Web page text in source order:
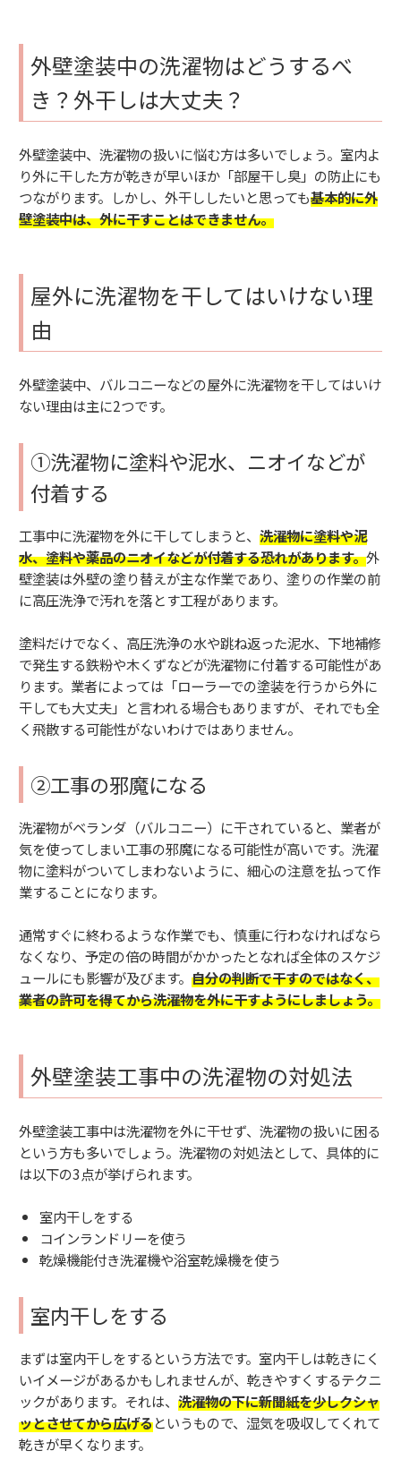
外壁塗装中の洗濯物はどうするべ
き？外干しは大丈夫？
外壁塗装中、洗濯物の扱いに悩む方は多いでしょう。室内よ
り外に干した方が乾きが早いほか「部屋干し臭」の防止にも
つながります。しかし、外干ししたいと思っても基本的に外
壁塗装中は、外に干すことはできません。
屋外に洗濯物を干してはいけない理
由
外壁塗装中、バルコニーなどの屋外に洗濯物を干してはいけ
ない理由は主に2つです。
①洗濯物に塗料や泥水、ニオイなどが
付着する
工事中に洗濯物を外に干してしまうと、 洗濯物に塗料や泥
水、塗料や薬品のニオイなどが付着する恐れがあります。外
壁塗装は外壁の塗り替えが主な作業であり、塗りの作業の前
に高圧洗浄で汚れを落とす工程があります。
塗料だけでなく、高圧洗浄の水や跳ね返った泥水、下地補修
で発生する鉄粉や木くずなどが洗濯物に付着する可能性があ
ります。業者によっては「ローラーでの塗装を行うから外に
干しても大丈夫」と言われる場合もありますが、それでも全
く飛散する可能性がないわけではありません。
②工事の邪魔になる
洗濯物がベランダ（バルコニー）に干されていると、業者が
気を使ってしまい工事の邪魔になる可能性が高いです。洗濯
物に塗料がついてしまわないように、細心の注意を払って作
業することになります。
通常すぐに終わるような作業でも、慎重に行わなければなら
なくなり、予定の倍の時間がかかったとなれば全体のスケジ
ュールにも影響が及びます。 自分の判断で干すのではなく、
業者の許可を得てから洗濯物を外に干すようにしましょう。
外壁塗装工事中の洗濯物の対処法
外壁塗装工事中は洗濯物を外に干せず、洗濯物の扱いに困る
という方も多いでしょう。洗濯物の対処法として、具体的に
は以下の3点が挙げられます。
室内干しをする
コインランドリーを使う
乾燥機能付き洗濯機や浴室乾燥機を使う
室内干しをする
まずは室内干しをするという方法です。室内干しは乾きにく
いイメージがあるかもしれませんが、乾きやすくするテクニ
ックがあります。それは、 洗濯物の下に新聞紙を少しクシャ
ッとさせてから広げるというもので、湿気を吸収してくれて
乾きが早くなります。